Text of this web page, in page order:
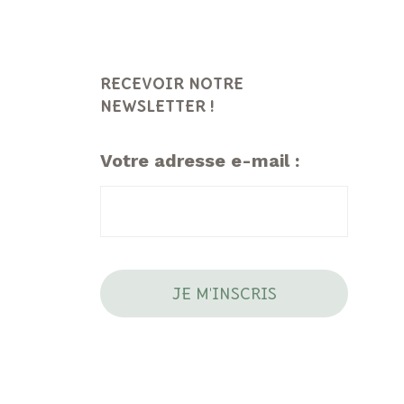
RECEVOIR NOTRE
NEWSLETTER !
Votre adresse e-mail :